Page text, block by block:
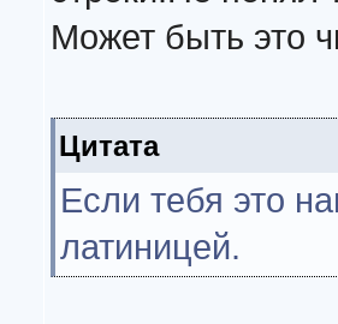
Может быть это
Цитата
Если тебя это
латиницей.